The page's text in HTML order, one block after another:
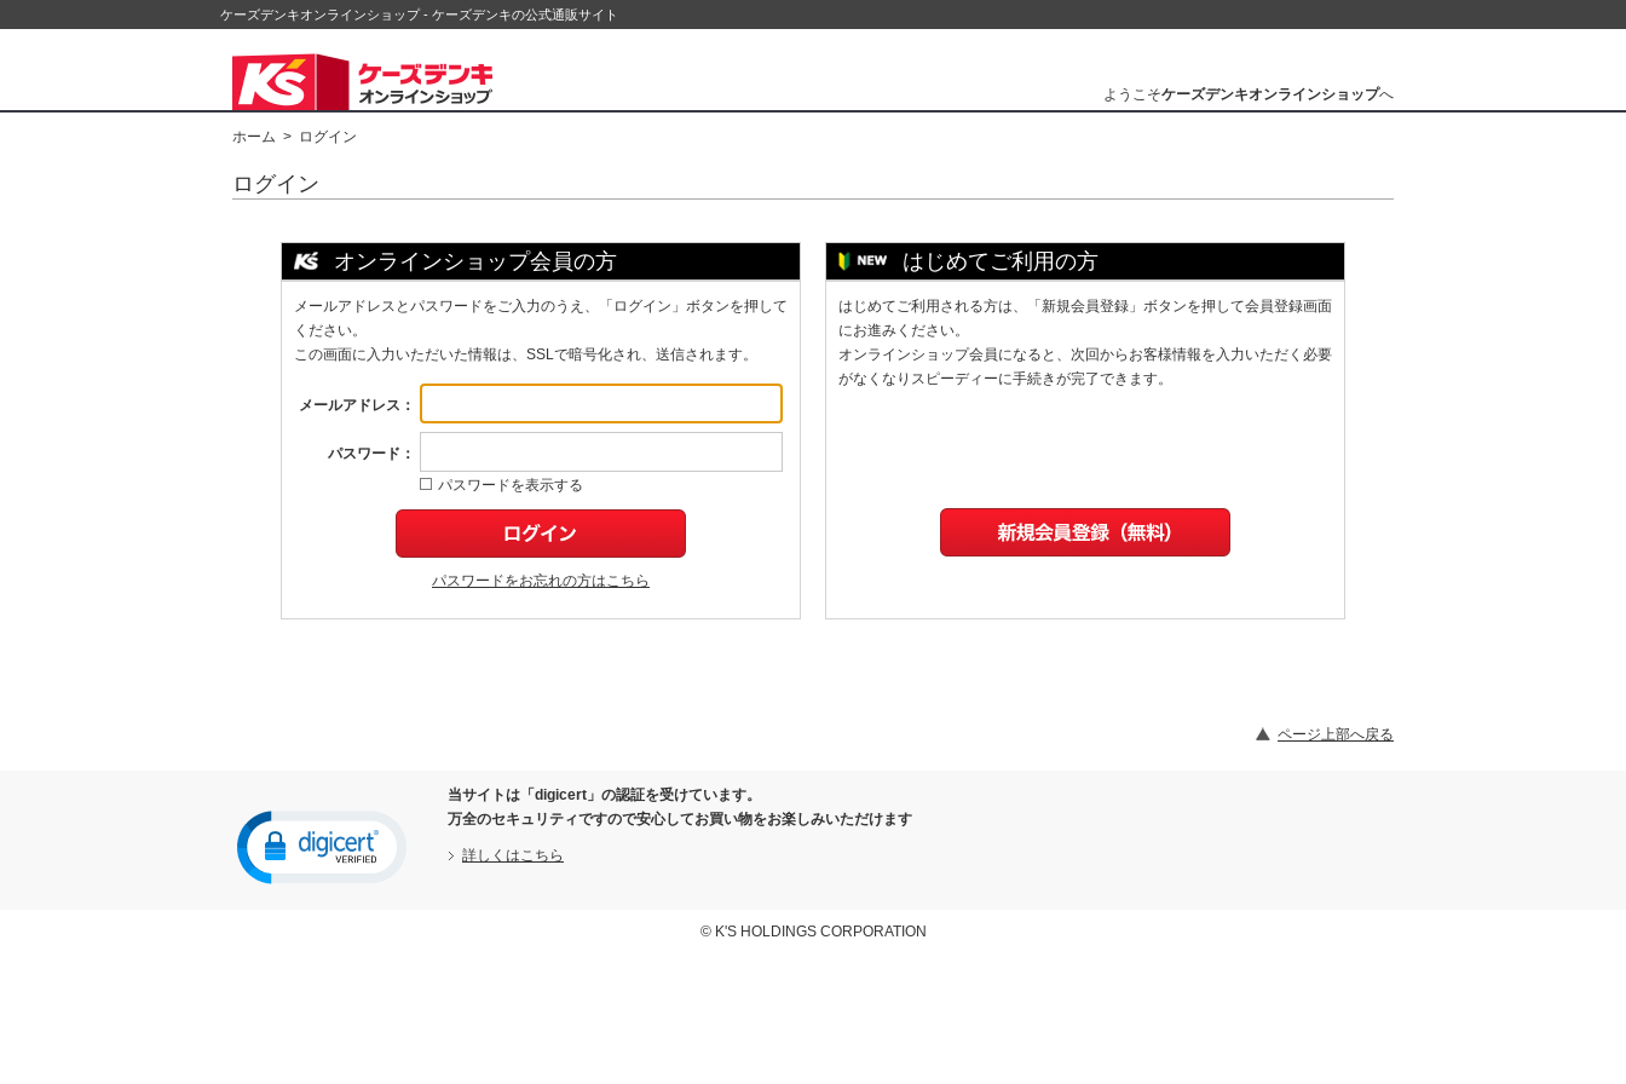
ケーズデンキオンラインショップ - ケーズデンキの公式通販サイト
ようこそケーズデンキオンラインショップへ
ホーム > ログイン
ログイン
オンラインショップ会員の方
メールアドレスとパスワードをご入力のうえ、「ログイン」ボタンを押して
ください。
この画面に入力いただいた情報は、SSLで暗号化され、送信されます。
メールアドレス：
パスワード：
パスワードを表示する
パスワードをお忘れの方はこちら
はじめてご利用の方
はじめてご利用される方は、「新規会員登録」ボタンを押して会員登録画面
にお進みください。
オンラインショップ会員になると、次回からお客様情報を入力いただく必要
がなくなりスピーディーに手続きが完了できます。
ページ上部へ戻る
当サイトは「digicert」の認証を受けています。
万全のセキュリティですので安心してお買い物をお楽しみいただけます
詳しくはこちら
© K'S HOLDINGS CORPORATION